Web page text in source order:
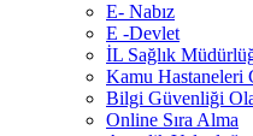
E- Nabız
E -Devlet
İL Sağlık
Kamu Hastaneleri
Bilgi Güvenliği
Online Sıra Alma